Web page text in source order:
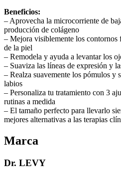
Beneficios:
– Aprovecha la microcorriente de
producción de colágeno
– Mejora visiblemente los
de la piel
– Remodela y ayuda a levantar los
– Suaviza las líneas de expresión y
– Realza suavemente los pómulos y
labios
– Personaliza tu tratamiento con 3
rutinas a medida
– El tamaño perfecto para llevarlo
mejores alternativas a las terapias
Marca
Dr. LEVY